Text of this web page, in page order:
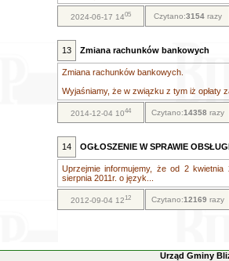
2024-06-17 1405 Czytano:3154razy
13 Zmiana rachunków bankowych
Zmiana rachunków bankowych.
Wyjaśniamy, że w związku z tym iż opłaty
2014-12-04 1044 Czytano:14358 razy
14 OGŁOSZENIE W SPRAWIE
Uprzejmie informujemy, że od 2
sierpnia 2011r. o język...
2012-09-04 1212 Czytano:12169 razy
Urząd Gminy